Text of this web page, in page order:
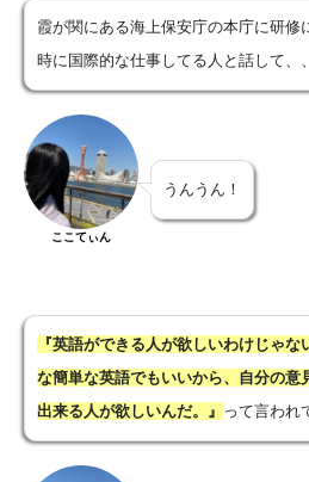
霞が関にある海上保安庁の本庁に研修
時に国際的な仕事してる人と話して、、
ここてぃん
うんうん！
『英語ができる人が欲しいわけじゃな
な簡単な英語でもいいから、自分の意
出来る人が欲しいんだ。』 って言われ